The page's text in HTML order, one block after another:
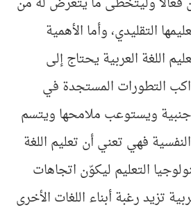
التقليدي، وأما الأهمية
اللغة العربية يحتاج إلى
التطورات المستجدة في
ويستوعب ملامحها ويتسم
فهي تعني أن تعليم اللغة
التعليم ليكوّن اتجاهات
تزيد رغبة أبناء اللغات الأخرى